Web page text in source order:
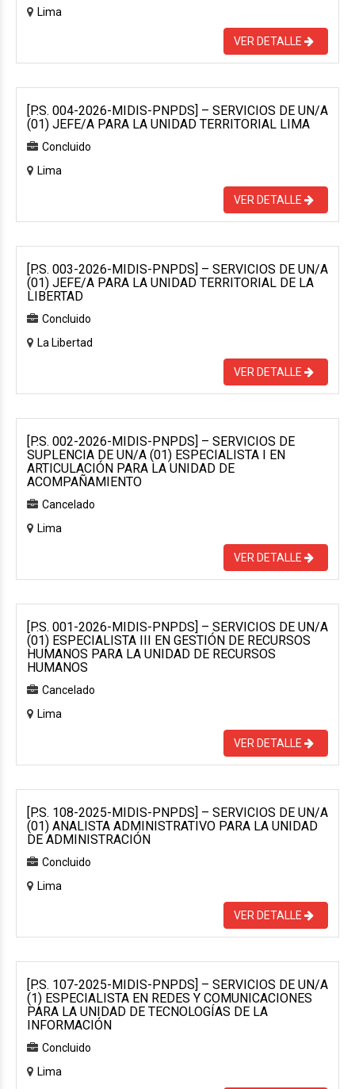
Lima
VER DETALLE
[P.S. 004-2026-MIDIS-PNPDS] – SERVICIOS DE UN/A
(01) JEFE/A PARA LA UNIDAD TERRITORIAL LIMA
Concluido
Lima
VER DETALLE
[P.S. 003-2026-MIDIS-PNPDS] – SERVICIOS DE UN/A
(01) JEFE/A PARA LA UNIDAD TERRITORIAL DE LA
LIBERTAD
Concluido
La Libertad
VER DETALLE
[P.S. 002-2026-MIDIS-PNPDS] – SERVICIOS DE
SUPLENCIA DE UN/A (01) ESPECIALISTA I EN
ARTICULACIÓN PARA LA UNIDAD DE
ACOMPAÑAMIENTO
Cancelado
Lima
VER DETALLE
[P.S. 001-2026-MIDIS-PNPDS] – SERVICIOS DE UN/A
(01) ESPECIALISTA III EN GESTIÓN DE RECURSOS
HUMANOS PARA LA UNIDAD DE RECURSOS
HUMANOS
Cancelado
Lima
VER DETALLE
[P.S. 108-2025-MIDIS-PNPDS] – SERVICIOS DE UN/A
(01) ANALISTA ADMINISTRATIVO PARA LA UNIDAD
DE ADMINISTRACIÓN
Concluido
Lima
VER DETALLE
[P.S. 107-2025-MIDIS-PNPDS] – SERVICIOS DE UN/A
(1) ESPECIALISTA EN REDES Y COMUNICACIONES
PARA LA UNIDAD DE TECNOLOGÍAS DE LA
INFORMACIÓN
Concluido
Lima